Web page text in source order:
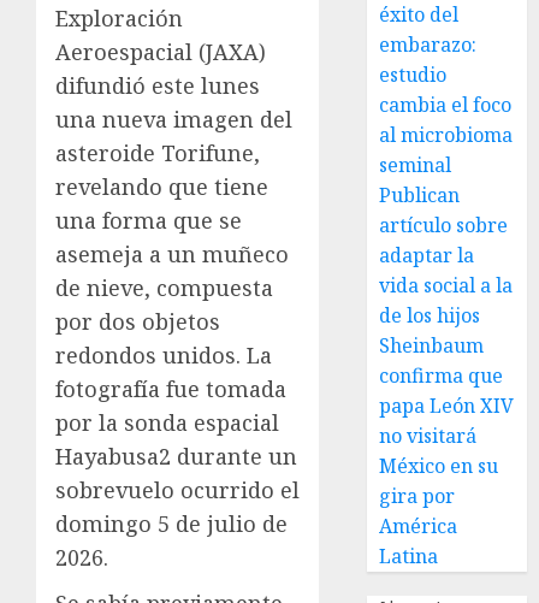
Exploración
Aeroespacial (JAXA)
difundió este lunes
una nueva imagen del
asteroide Torifune,
revelando que tiene
una forma que se
asemeja a un muñeco
de nieve, compuesta
por dos objetos
redondos unidos. La
fotografía fue tomada
por la sonda espacial
Hayabusa2 durante un
sobrevuelo ocurrido el
domingo 5 de julio de
2026.
éxito del
embarazo:
estudio
cambia el foco
al microbioma
seminal
Publican
artículo sobre
adaptar la
vida social a la
de los hijos
Sheinbaum
confirma que
papa León XIV
no visitará
México en su
gira por
América
Latina